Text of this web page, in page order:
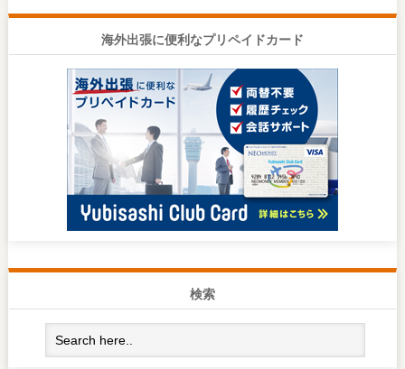
海外出張に便利なプリペイドカード
検索